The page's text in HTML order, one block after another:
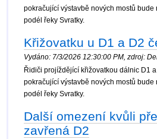
pokračující výstavbě nových mostů
podél řeky Svratky.
Křižovatku u D1 a D2
Vydáno: 7/3/2026 12:30:00 PM, zdroj:
Řidiči projíždějící křižovatkou dálnic D1
pokračující výstavbě nových mostů
podél řeky Svratky.
Další omezení kvůli
zavřená D2